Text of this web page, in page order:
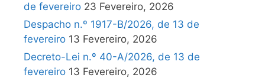
de fevereiro 23 Fevereiro, 2026
Despacho n.º 1917-B/2026, de 13 de
fevereiro 13 Fevereiro, 2026
Decreto-Lei n.º 40-A/2026, de 13 de
fevereiro 13 Fevereiro, 2026